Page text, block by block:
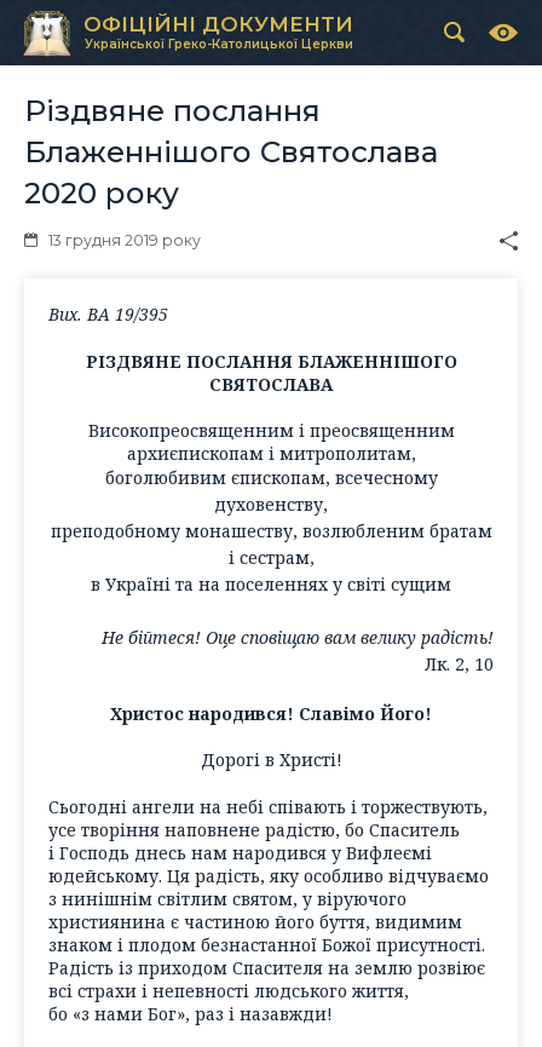
ОФІЦІЙНІ ДОКУМЕНТИ
Української Греко-Католицької Церкви
Різдвяне послання
Блаженнішого Святослава
2020 року
13 грудня 2019 року
Вих. ВА 19/395
РІЗДВЯНЕ ПОСЛАННЯ БЛАЖЕННІШОГО
СВЯТОСЛАВА
Високопреосвященним і преосвященним
архиєпископам і митрополитам,
боголюбивим єпископам, всечесному
духовенству,
преподобному монашеству, возлюбленим братам
і сестрам,
в Україні та на поселеннях у світі сущим
Не бійтеся! Оце сповіщаю вам велику радість!
Лк. 2, 10
Христос народився! Славімо Його!
Дорогі в Христі!
Сьогодні ангели на небі співають і торжествують,
усе творіння наповнене радістю, бо Спаситель
і Господь днесь нам народився у Вифлеємі
юдейському. Ця радість, яку особливо відчуваємо
з нинішнім світлим святом, у віруючого
християнина є частиною його буття, видимим
знаком і плодом безнастанної Божої присутності.
Радість із приходом Спасителя на землю розвіює
всі страхи і непевності людського життя,
бо «з нами Бог», раз і назавжди!